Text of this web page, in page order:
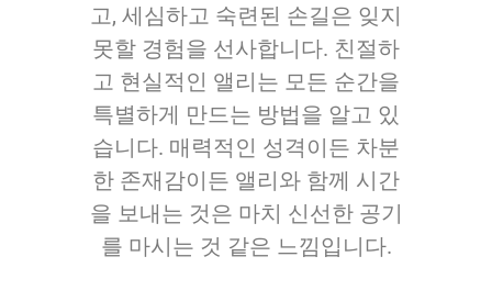
고, 세심하고 숙련된 손길은 잊지
못할 경험을 선사합니다. 친절하
고 현실적인 앨리는 모든 순간을
특별하게 만드는 방법을 알고 있
습니다. 매력적인 성격이든 차분
한 존재감이든 앨리와 함께 시간
을 보내는 것은 마치 신선한 공기
를 마시는 것 같은 느낌입니다.